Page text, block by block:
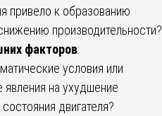
привело к образованию
производительности?
факторов:
условия или
на ухудшение
двигателя?